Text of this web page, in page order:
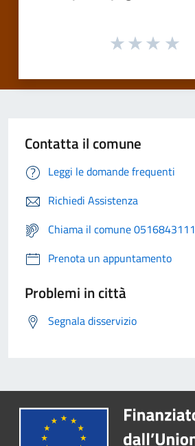
Contatta il comune
Leggi le domande frequenti
Richiedi Assistenza
Chiama il comune 0516843111
Prenota un appuntamento
Problemi in città
Segnala disservizio